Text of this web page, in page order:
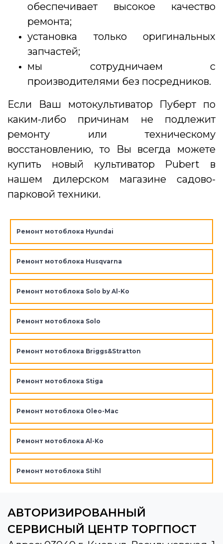
обеспечивает высокое качество
ремонта;
установка только оригинальных
запчастей;
мы сотрудничаем с
производителями без посредников.
Если Ваш мотокультиватор Пуберт по
каким-либо причинам не подлежит
ремонту или техническому
восстановлению, то Вы всегда можете
купить новый культиватор Pubert в
нашем дилерском магазине садово-
парковой техники.
Ремонт мотоблока Hyundai
Ремонт мотоблока Husqvarna
Ремонт мотоблока Solo by Al-Ko
Ремонт мотоблока Solo
Ремонт мотоблока Briggs&Stratton
Ремонт мотоблока Stiga
Ремонт мотоблока Oleo-Mac
Ремонт мотоблока Al-Ko
Ремонт мотоблока Stihl
АВТОРИЗИРОВАННЫЙ
СЕРВИСНЫЙ ЦЕНТР ТОРГПОСТ